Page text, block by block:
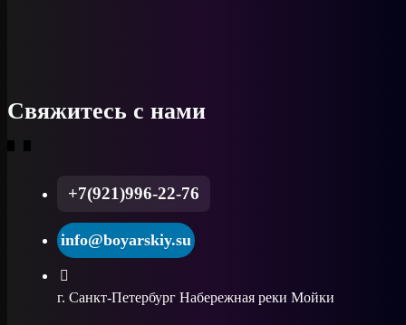
Свяжитесь с нами
+7(921)996-22-76
info@boyarskiy.su
г. Санкт-Петербург Набережная реки Мойки